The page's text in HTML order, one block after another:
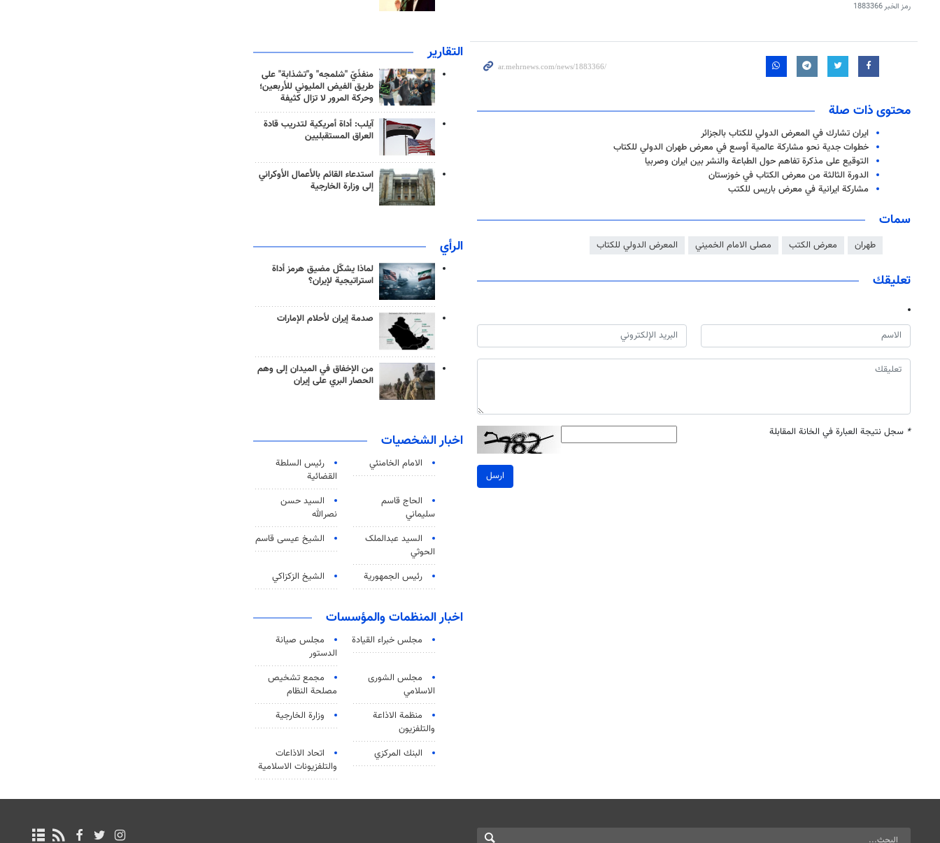
رمز الخبر1883366
محتوى ذات صلة
ايران تشارك في المعرض الدولي للكتاب بالجزائر
خطوات جدية نحو مشاركة عالمية أوسع في معرض طهران الدولي للكتاب
التوقيع على مذكرة تفاهم حول الطباعة والنشر بين ايران وصربيا
الدورة الثالثة من معرض الكتاب في خوزستان
مشاركة ايرانية في معرض باريس للكتب
سمات
طهران معرض الكتب مصلى الامام الخميني المعرض الدولي للكتاب
تعليقك
* سجل نتيجة العبارة في الخانة المقابلة
ارسل
التقارير
منفذَيّ "شلمجه" و"تشذابة" على
طريق الفيض المليوني للأربعين؛
وحركة المرور لا تزال كثيفة
آيلب: أداة أمريكية لتدريب قادة
العراق المستقبليين
استدعاء القائم بالأعمال الأوكراني
إلى وزارة الخارجية
الرأي
لماذا يشكّل مضيق هرمز أداة
استراتيجية لإيران؟
صدمة إيران لأحلام الإمارات
من الإخفاق في الميدان إلى وهم
الحصار البري على إيران
اخبار الشخصيات
الامام الخامنئي
رئیس السلطة
القضائیة
الحاج قاسم
سليماني
السيد حسن
نصرالله
السید عبدالملک
الحوثي
الشيخ عيسى قاسم
رئيس الجمهورية الشيخ الزكزاكي
اخبار المنظمات والمؤسسات
مجلس خبراء القيادة
مجلس صيانة
الدستور
مجلس الشورى
الاسلامي
مجمع تشخيص
مصلحة النظام
منظمة الاذاعة
والتلفزیون
وزارة الخارجية
البنك المركزي
اتحاد الاذاعات
والتلفزيونات الاسلامية